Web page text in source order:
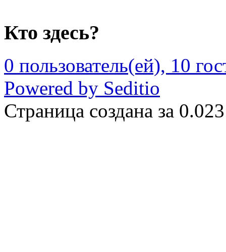
Кто здесь?
0 пользователь(ей), 10
Powered by Seditio
Страница создана за